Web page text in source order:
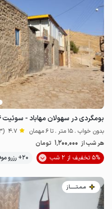
میلیون ت
بومگردی در سهولان مهاباد - سوئیت ۴
بدون خواب . 15 متر . تا 6 مهمان 4.7 (23 نظر)
هر شب از 1٬200٬000 تومان
5% تخفیف از 2 شب
20+ رزرو موفق
مـمـتــــــاز